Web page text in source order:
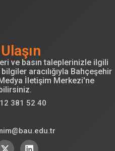
ve basın taleplerinizle ilgili
aracılığıyla Bahçeşehir
İletişim Merkezi'ne
381 52 40